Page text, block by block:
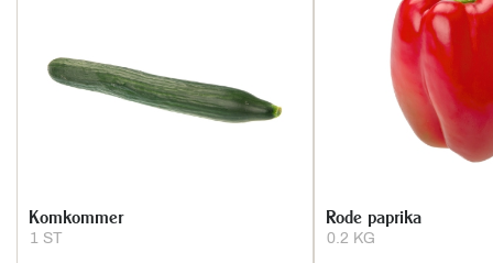
1 ST
Komkommer
0.2 KG
Rode paprika